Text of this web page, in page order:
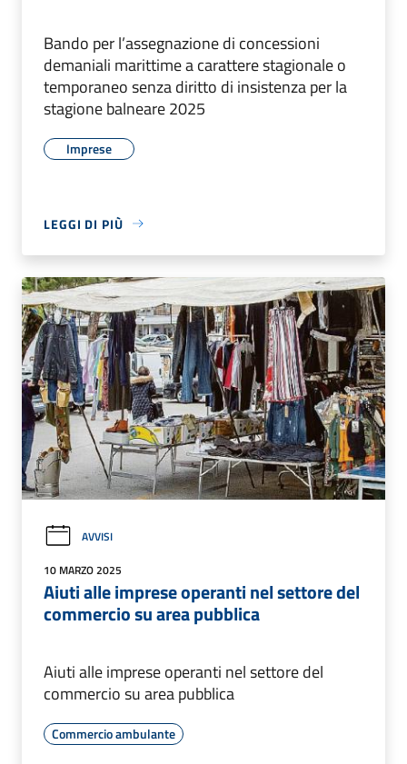
Bando per l’assegnazione di concessioni
demaniali marittime a carattere stagionale o
temporaneo senza diritto di insistenza per la
stagione balneare 2025
Imprese
LEGGI DI PIÙ
AVVISI
10 MARZO 2025
Aiuti alle imprese operanti nel settore del
commercio su area pubblica
Aiuti alle imprese operanti nel settore del
commercio su area pubblica
Commercio ambulante